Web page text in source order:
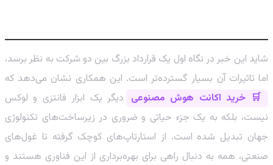
شاید این خبر در نگاه اول یک قرارداد بزرگ بین دو شرکت به نظر برسد،
اما تاثیرات آن بسیار گسترده‌تر است. این همکاری نشان می‌دهد که
🛒 خرید اکانت هوش مصنوعی دیگر یک ابزار فانتزی و لوکس
نیست، بلکه به یک جزء حیاتی و ضروری در زیرساخت‌های تکنولوژی
جهان تبدیل شده است. از استارتاپ‌های کوچک گرفته تا غول‌های
صنعتی، همه به دنبال راهی برای بهره‌برداری از این فناوری هستند و